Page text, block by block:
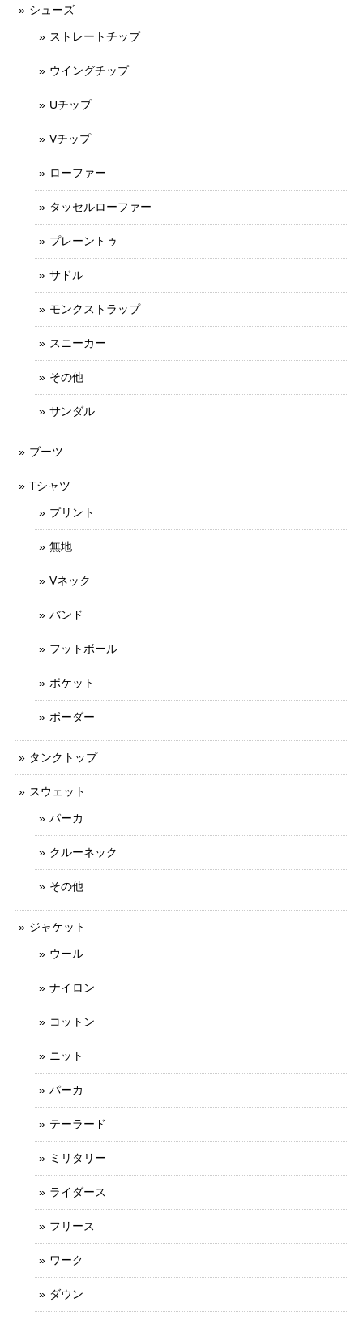
シューズ
ストレートチップ
ウイングチップ
Uチップ
Vチップ
ローファー
タッセルローファー
プレーントゥ
サドル
モンクストラップ
スニーカー
その他
サンダル
ブーツ
Tシャツ
プリント
無地
Vネック
バンド
フットボール
ポケット
ボーダー
タンクトップ
スウェット
パーカ
クルーネック
その他
ジャケット
ウール
ナイロン
コットン
ニット
パーカ
テーラード
ミリタリー
ライダース
フリース
ワーク
ダウン